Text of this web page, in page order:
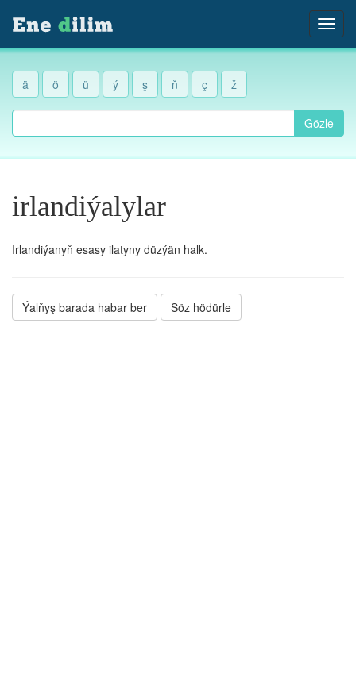
ä ö ü ý ş ň ç ž
Gözle
irlandiýalylar
Irlandiýanyň esasy ilatyny düzýän halk.
Ýalňyş barada habar ber Söz hödürle